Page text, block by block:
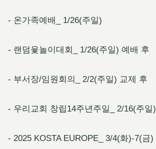
- 온가족예배_ 1/26(주일)
- 랜덤윷놀이대회_ 1/26(주일) 예배 후
- 부서장/임원회의_ 2/2(주일) 교제 후
- 우리교회 창립14주년주일_ 2/16(주일)
- 2025 KOSTA EUROPE_ 3/4(화)-7(금)